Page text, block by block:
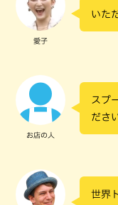
愛子
いた
お店の人
スプ
ださ
世界